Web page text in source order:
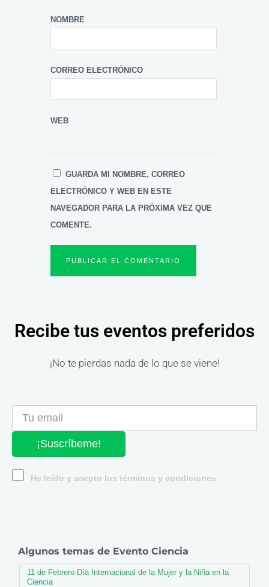
NOMBRE
CORREO ELECTRÓNICO
WEB
GUARDA MI NOMBRE, CORREO
ELECTRÓNICO Y WEB EN ESTE
NAVEGADOR PARA LA PRÓXIMA VEZ QUE
COMENTE.
Recibe tus eventos preferidos
¡No te pierdas nada de lo que se viene!
¡Suscríbeme!
He leído y acepto los términos y condiciones
Algunos temas de Evento Ciencia
11 de Febrero Día Internacional de la Mujer y la Niña en la
Ciencia